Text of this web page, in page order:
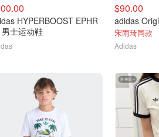
HYPERBOOST EPHR
男士运动鞋
$90.00
宋雨琦同款
Adidas